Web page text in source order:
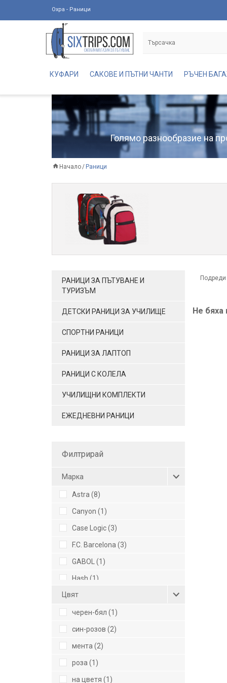
Охра - Раници
КУФАРИ САКОВЕ И ПЪТНИ ЧАНТИ РЪЧЕН
Голямо разнообразие на
Начало Раници
РАНИЦИ ЗА ПЪТУВАНЕ И
ТУРИЗЪМ
ДЕТСКИ РАНИЦИ ЗА УЧИЛИЩЕ
СПОРТНИ РАНИЦИ
РАНИЦИ ЗА ЛАПТОП
РАНИЦИ С КОЛЕЛА
УЧИЛИЩНИ КОМПЛЕКТИ
ЕЖЕДНЕВНИ РАНИЦИ
Филтрирай
Mарка
Astra (8)
Canyon (1)
Case Logic (3)
F.C. Barcelona (3)
GABOL (1)
Hash (1)
HEAD (2)
Oops (6)
Puccini (2)
Pulse (8)
Reisenthel (26)
Swissbags (1)
Цвят
черен-бял (1)
син-розов (2)
мента (2)
роза (1)
на цветя (1)
Подреди
Не бяха